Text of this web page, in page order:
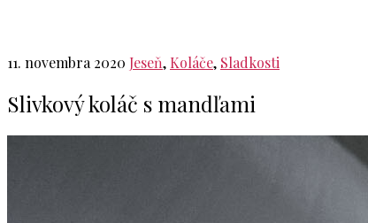
11. novembra 2020 Jeseň, Koláče, Sladkosti
Slivkový koláč s mandľami